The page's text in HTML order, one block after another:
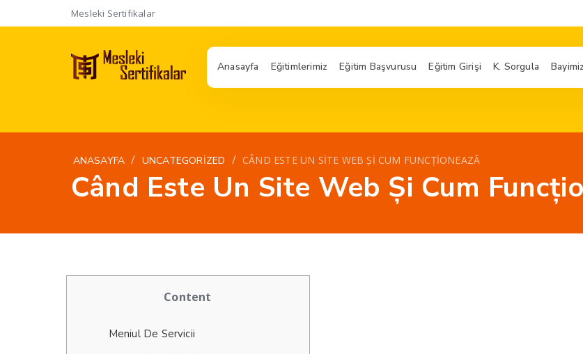
Mesleki Sertifikalar
Anasayfa Eğitimlerimiz Eğitim Başvurusu Eğitim Girişi K. Sorgula
ANASAYFA / UNCATEGORIZED / CÂND ESTE UN SITE WEB ȘI CUM FUNCȚIONEAZĂ
Când Este Un Site Web Și Cum
Content
Meniul De Servicii